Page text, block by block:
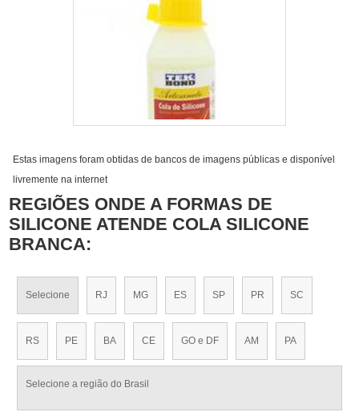
Estas imagens foram obtidas de bancos de imagens públicas e disponível
livremente na internet
REGIÕES ONDE A FORMAS DE
SILICONE ATENDE COLA SILICONE
BRANCA:
Selecione RJ MG ES SP PR SC
RS PE BA CE GO e DF AM PA
Selecione a região do Brasil